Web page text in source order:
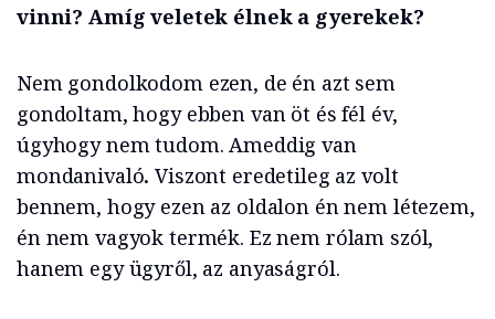
vinni? Amíg veletek élnek a gyerekek?
Nem gondolkodom ezen, de én azt sem
gondoltam, hogy ebben van öt és fél év,
úgyhogy nem tudom. Ameddig van
mondanivaló.Viszont eredetileg az volt
bennem, hogy ezen az oldalon én nem létezem,
én nem vagyok termék. Ez nem rólam szól,
hanem egy ügyről, az anyaságról.